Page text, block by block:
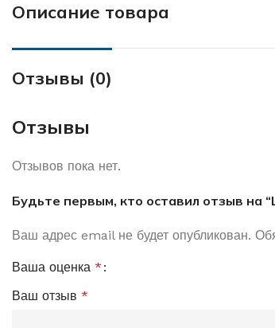
Описание товара
Отзывы (0)
Отзывы
Отзывов пока нет.
Будьте первым, кто оставил отзыв на
Ваш адрес email не будет опубликован.
Ваша оценка *
Ваш отзыв *